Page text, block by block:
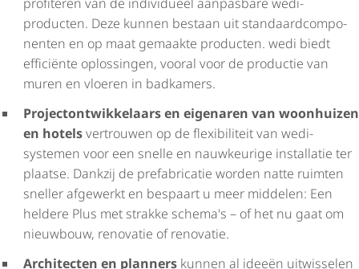
producten. Deze kunnen bestaan uit stan­daard­com­po­
nenten en op maat gemaakte producten. wedi biedt
efficiënte oplossingen, vooral voor de productie van
muren en vloeren in badkamers.
Project­ont­wik­ke­laars en eigenaren van woonhuizen
en hotelsvertrouwen op de flexibiliteit van wedi-
systemen voor een snelle en nauwkeurige installatie ter
plaatse. Dankzij de prefabricatie worden natte ruimten
sneller afgewerkt en bespaart u meer middelen: Een
heldere Plus met strakke schema's – of het nu gaat om
nieuwbouw, renovatie of renovatie.
Architecten en plannerskunnen al ideeën uitwisselen